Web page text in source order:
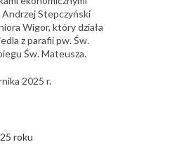
Andrzej Stepczyński
Wigor, który działa
z parafii pw. Św.
Św. Mateusza.
2025 r.
roku